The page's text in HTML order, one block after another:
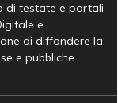
di testate e portali
e
di diffondere la
e pubbliche